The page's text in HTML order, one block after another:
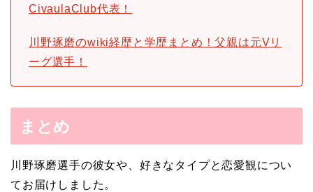
CivaulaClub代表！
川野琢磨のwiki経歴と学歴まとめ！父親は元Vリ
ーグ選手！
まとめ
川野琢磨選手の彼女や、好きなタイプと恋愛観につい
てお届けしました。